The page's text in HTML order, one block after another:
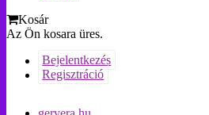
Kosár
Az Ön kosara üres.
Bejelentkezés
Regisztráció